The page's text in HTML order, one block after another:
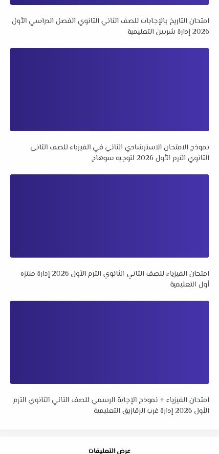
امتحان التاريخ بالإجابات للصف الثاني الثانوي الفصل الدراسي الأول
2026 إدارة شربين التعليمية
نموذج الامتحان الاسترشادي الثاني في الفيزياء للصف الثاني
الثانوي الترم الأول 2026 لتوجيه سوهاج
امتحان الفيزياء للصف الثاني الثانوي الترم الأول 2026 إدارة منتزه
أول التعليمية
امتحان الفيزياء + نموذج الإجابة الرسمي للصف الثاني الثانوي الترم
الأول 2026 إدارة غرب الزقازيق التعليمية
عرض التعليقات